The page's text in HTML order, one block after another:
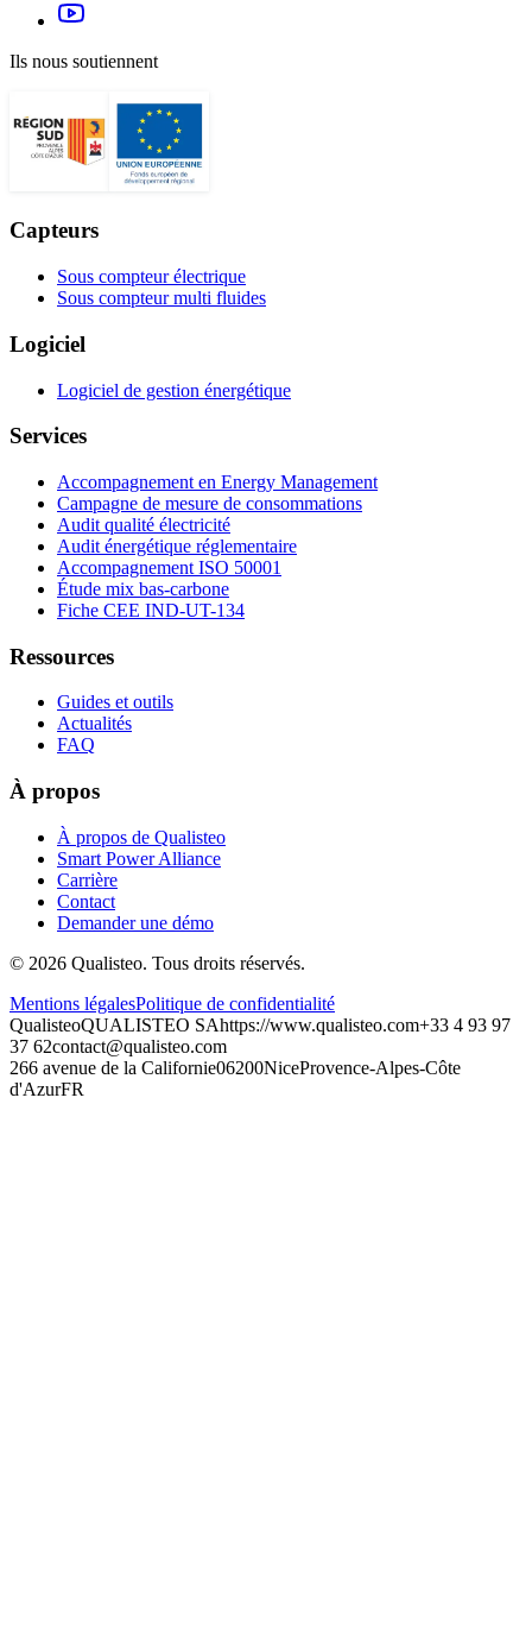
Ils nous soutiennent
Capteurs
Sous compteur électrique
Sous compteur multi fluides
Logiciel
Logiciel de gestion énergétique
Services
Accompagnement en Energy Management
Campagne de mesure de consommations
Audit qualité électricité
Audit énergétique réglementaire
Accompagnement ISO 50001
Étude mix bas-carbone
Fiche CEE IND-UT-134
Ressources
Guides et outils
Actualités
FAQ
À propos
À propos de Qualisteo
Smart Power Alliance
Carrière
Contact
Demander une démo
© 2026 Qualisteo. Tous droits réservés.
Mentions légalesPolitique de confidentialité
QualisteoQUALISTEO SAhttps://www.qualisteo.com+33 4 93 97
37 62contact@qualisteo.com
266 avenue de la Californie06200NiceProvence-Alpes-Côte
d'AzurFR